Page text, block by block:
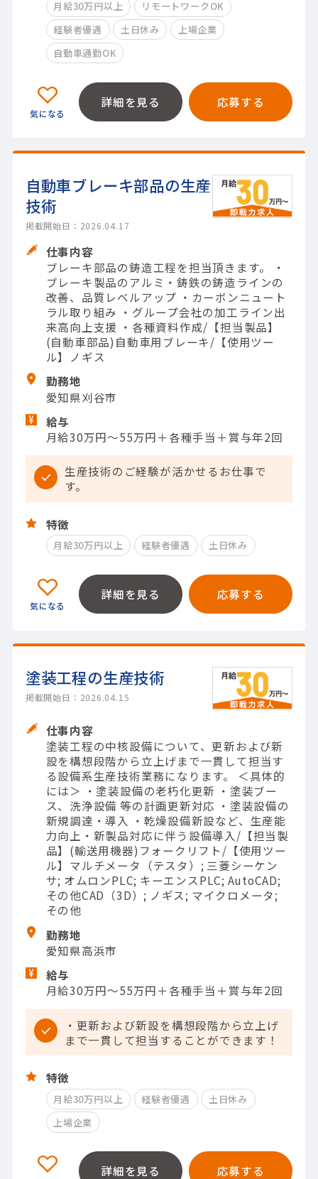
月給30万円以上
リモートワークOK
経験者優遇
土日休み
上場企業
自動車通勤OK
詳細を見る 応募する
自動車ブレーキ部品の生産
技術
掲載開始日：2026.04.17
仕事内容
ブレーキ部品の鋳造工程を担当頂きます。 ・
ブレーキ製品のアルミ・鋳鉄の鋳造ラインの
改善、品質レベルアップ ・カーボンニュート
ラル取り組み ・グループ会社の加工ライン出
来高向上支援 ・各種資料作成/【担当製品】
(自動車部品)自動車用ブレーキ/【使用ツー
ル】ノギス
勤務地
愛知県刈谷市
給与
月給30万円～55万円＋各種手当＋賞与年2回
生産技術のご経験が活かせるお仕事で
す。
特徴
月給30万円以上 経験者優遇 土日休み
詳細を見る 応募する
塗装工程の生産技術
掲載開始日：2026.04.15
仕事内容
塗装工程の中核設備について、更新および新
設を構想段階から立上げまで一貫して担当す
る設備系生産技術業務になります。 ＜具体的
には＞ ・塗装設備の老朽化更新 ・塗装ブー
ス、洗浄設備 等の計画更新対応 ・塗装設備の
新規調達・導入 ・乾燥設備新設など、生産能
力向上・新製品対応に伴う設備導入/【担当製
品】(輸送用機器)フォークリフト/【使用ツー
ル】マルチメータ（テスタ）; 三菱シーケン
サ; オムロンPLC; キーエンスPLC; AutoCAD;
その他CAD（3D）; ノギス; マイクロメータ;
その他
勤務地
愛知県高浜市
給与
月給30万円～55万円＋各種手当＋賞与年2回
・更新および新設を構想段階から立上げ
まで一貫して担当することができます！
特徴
月給30万円以上 経験者優遇
土日休み
上場企業
詳細を見る 応募する